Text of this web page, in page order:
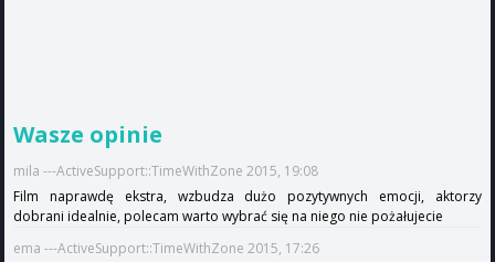
Wasze opinie
mila ---ActiveSupport::TimeWithZone 2015, 19:08
Film naprawdę ekstra, wzbudza dużo pozytywnych emocji, aktorzy
dobrani idealnie, polecam warto wybrać się na niego nie pożałujecie
ema ---ActiveSupport::TimeWithZone 2015, 17:26